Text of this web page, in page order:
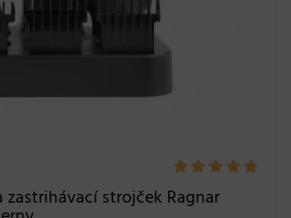
strojček Ragnar